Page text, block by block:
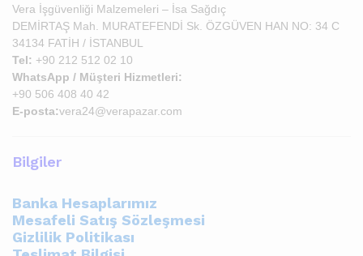
Vera İşgüvenliği Malzemeleri – İsa Sağdıç
DEMİRTAŞ Mah. MURATEFENDİ Sk. ÖZGÜVEN HAN NO: 34 C
34134 FATİH / İSTANBUL
Tel: +90 212 512 02 10
WhatsApp / Müşteri Hizmetleri:
+90 506 408 40 42
E-posta:vera24@verapazar.com
Bilgiler
Banka Hesaplarımız
Mesafeli Satış Sözleşmesi
Gizlilik Politikası